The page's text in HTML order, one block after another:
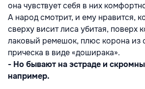
она чувствует себя в них
А народ смотрит, и ему нравится,
сверху висит лиса убитая, поверх
лаковый ремешок, плюс корона из
прическа в виде «доширака».
- Но бывают на эстраде и
например.